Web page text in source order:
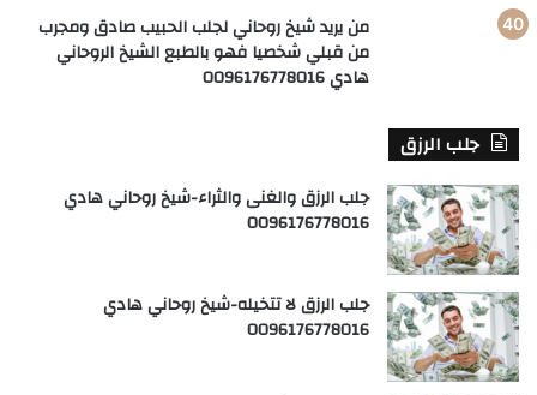
من يريد شيخ روحاني لجلب الحبيب صادق ومجرب
من قبلي شخصيا فهو بالطبع الشيخ الروحاني
هادي 0096176778016
جلب الرزق
جلب الرزق والغنى والثراء-شيخ روحاني هادي
0096176778016
جلب الرزق لا تتخيله-شيخ روحاني هادي
0096176778016